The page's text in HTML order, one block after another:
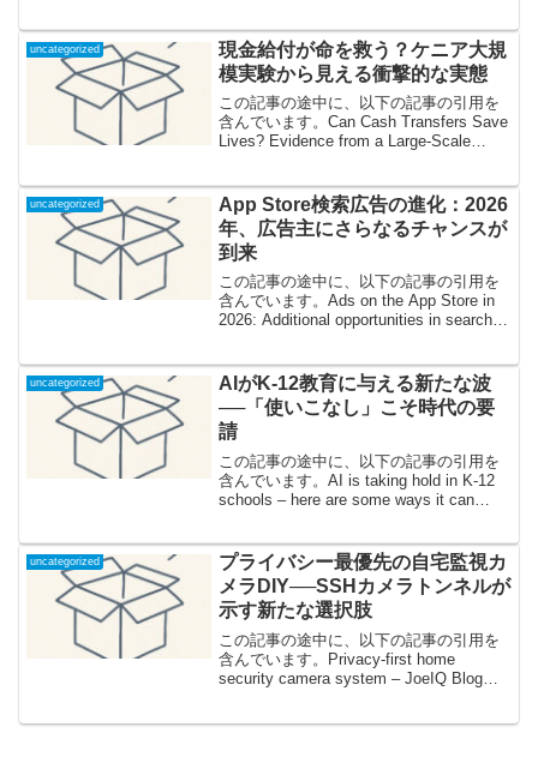
uncategorized
現金給付が命を救う？ケニア大規
模実験から見える衝撃的な実態
この記事の途中に、以下の記事の引用を
含んでいます。Can Cash Transfers Save
Lives? Evidence from a Large-Scale
uncategorized
App Store検索広告の進化：2026
年、広告主にさらなるチャンスが
到来
この記事の途中に、以下の記事の引用を
含んでいます。Ads on the App Store in
2026: Additional opportunities in search
uncategorized
AIがK-12教育に与える新たな波
──「使いこなし」こそ時代の要
請
この記事の途中に、以下の記事の引用を
含んでいます。AI is taking hold in K-12
schools – here are some ways it can
uncategorized
プライバシー最優先の自宅監視カ
メラDIY──SSHカメラトンネルが
示す新たな選択肢
この記事の途中に、以下の記事の引用を
含んでいます。Privacy-first home
security camera system – JoeIQ Blogな